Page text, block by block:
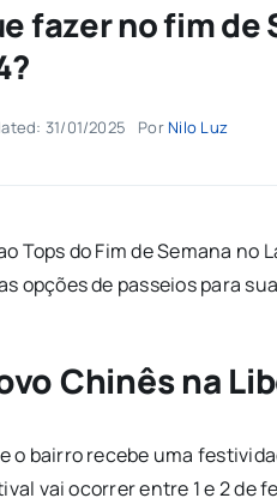
fazer no fim de
31/01/2025 PorNilo Luz
Tops do Fim de Semana
opções de passeios para
Chinês na
o bairro recebe uma
vai ocorrer entre 1 e 2 de